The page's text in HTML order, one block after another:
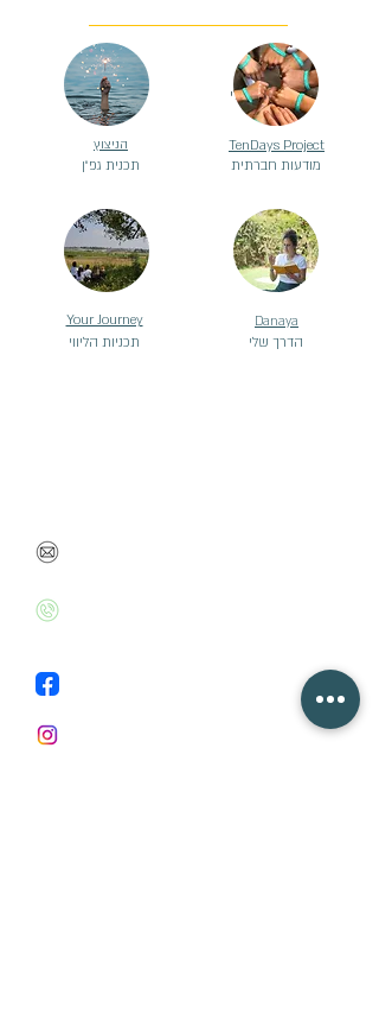
הדרך שלי
TenDays Project הניצוץ
תכנית גפ״ן מודעות חברתית
Danaya
Your Journey
תכניות הליווי
הדרך שלי